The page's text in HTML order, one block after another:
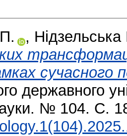
,
сучасного
державного
№ 104. С.